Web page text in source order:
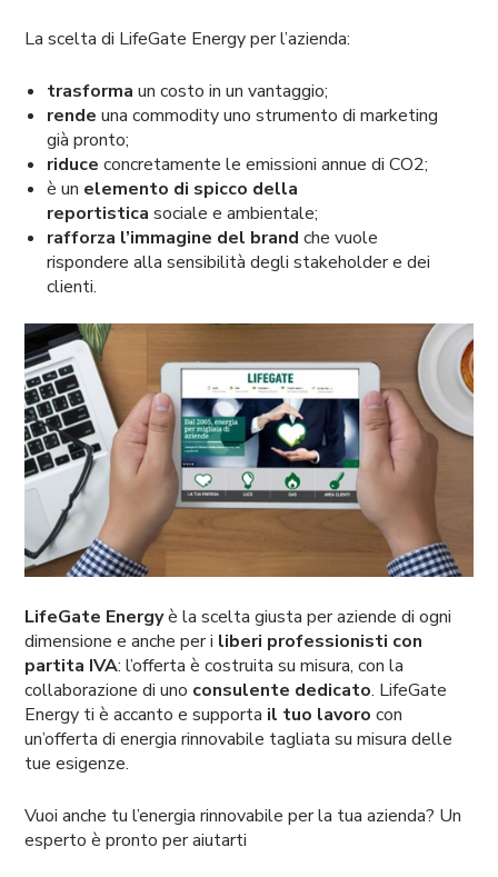
La scelta di LifeGate Energy per l’azienda:
trasforma un costo in un vantaggio;
rende una commodity uno strumento di marketing
già pronto;
riduce concretamente le emissioni annue di CO2;
è un elemento di spicco della
reportistica sociale e ambientale;
rafforza l’immagine del brand che vuole
rispondere alla sensibilità degli stakeholder e dei
clienti.
LifeGate Energyè la scelta giusta per aziende di ogni
dimensione e anche per i liberi professionisti con
partita IVA: l’offerta è costruita su misura, con la
collaborazione di uno consulente dedicato. LifeGate
Energy ti è accanto e supporta il tuo lavoro con
un’offerta di energia rinnovabile tagliata su misura delle
tue esigenze.
Vuoi anche tu l’energia rinnovabile per la tua azienda? Un
esperto è pronto per aiutarti